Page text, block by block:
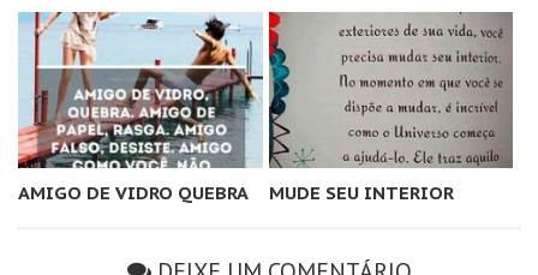
AMIGO DE VIDRO QUEBRA MUDE SEU INTERIOR